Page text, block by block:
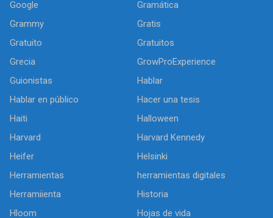
Google
Gramática
Grammy
Gratis
Gratuito
Gratuitos
Grecia
GrowProExperience
Guionistas
Hablar
Hablar en público
Hacer una tesis
Haiti
Halloween
Harvard
Harvard Kennedy
Heifer
Helsinki
Herramientas
herramientas digitales
Herramiienta
Historia
Hloom
Hojas de vida